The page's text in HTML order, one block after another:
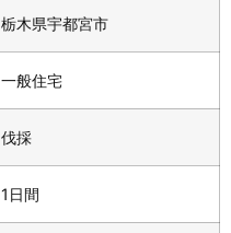
栃木県宇都宮市
一般住宅
伐採
1日間